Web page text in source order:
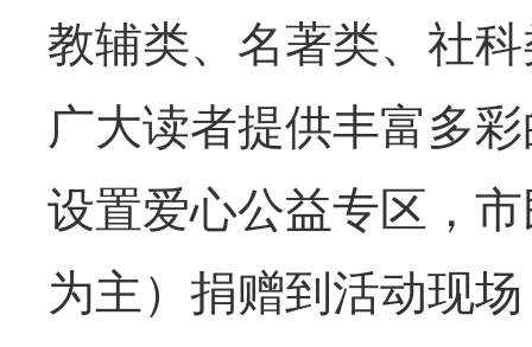
教辅类、名著类、社
广大读者提供丰富多
设置爱心公益专区，
为主）捐赠到活动现